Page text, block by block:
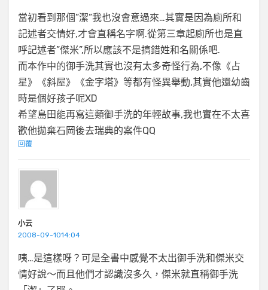
當初看到那個”潔”我也沒會意過來…其實是因為廁所和
記述者交情好,才會直稱名字啊.從第三章起廁所也是直
呼記述者”傑米”,所以應該不是搞錯姓和名關係吧.
而本作中的御手洗其實也沒有太多奇怪行為,不像《占
星》《斜屋》《金字塔》等都有怪異舉動,其實他還幼齒
時是個好孩子呢XD
希望島田能再寫這類御手洗的年輕故事,我也實在不太喜
歡他拋棄石岡後去瑞典的案件QQ
回覆
小云
2008-09-1014:04
咦…是這樣呀？可是全書中感覺不太出御手洗和傑米交
情好說～而且他們才認識沒多久，傑米就直稱御手洗